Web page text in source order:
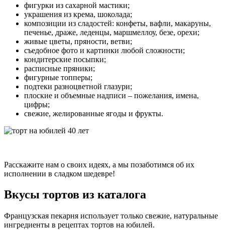
фигурки из сахарной мастики;
украшения из крема, шоколада;
композиции из сладостей: конфеты, вафли, макаруны,
печенье, драже, леденцы, маршмеллоу, безе, орехи;
живые цветы, пряности, ветви;
съедобное фото и картинки любой сложности;
кондитерские посыпки;
расписные пряники;
фигурные топперы;
подтеки разноцветной глазури;
плоские и объемные надписи – пожелания, имена,
цифры;
свежие, желированные ягоды и фрукты.
Расскажите нам о своих идеях, а мы позаботимся об их
исполнении в сладком шедевре!
Вкусы тортов из каталога
Французская пекарня использует только свежие, натуральные
ингредиенты в рецептах тортов на юбилей.